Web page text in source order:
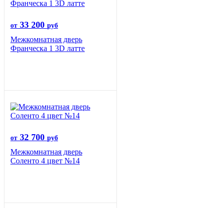
от 33 200 руб
Межкомнатная дверь
Франческа 1 3D латте
от 32 700 руб
Межкомнатная дверь
Соленто 4 цвет №14